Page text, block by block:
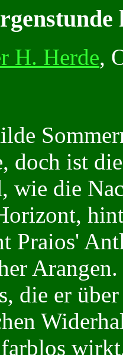
H. Herde,
doch ist
die
Praios'
die er